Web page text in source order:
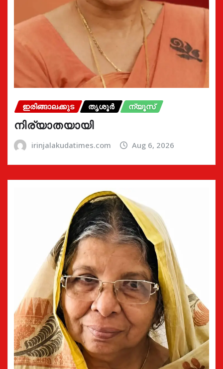
ഇരിങ്ങാലക്കുട തൃശൂർ ന്യൂസ്
നിര്യാതയായി
irinjalakudatimes.com Aug 6, 2026